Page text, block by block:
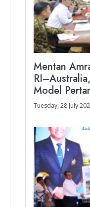
Mentan
Model
Tuesday, 28 July